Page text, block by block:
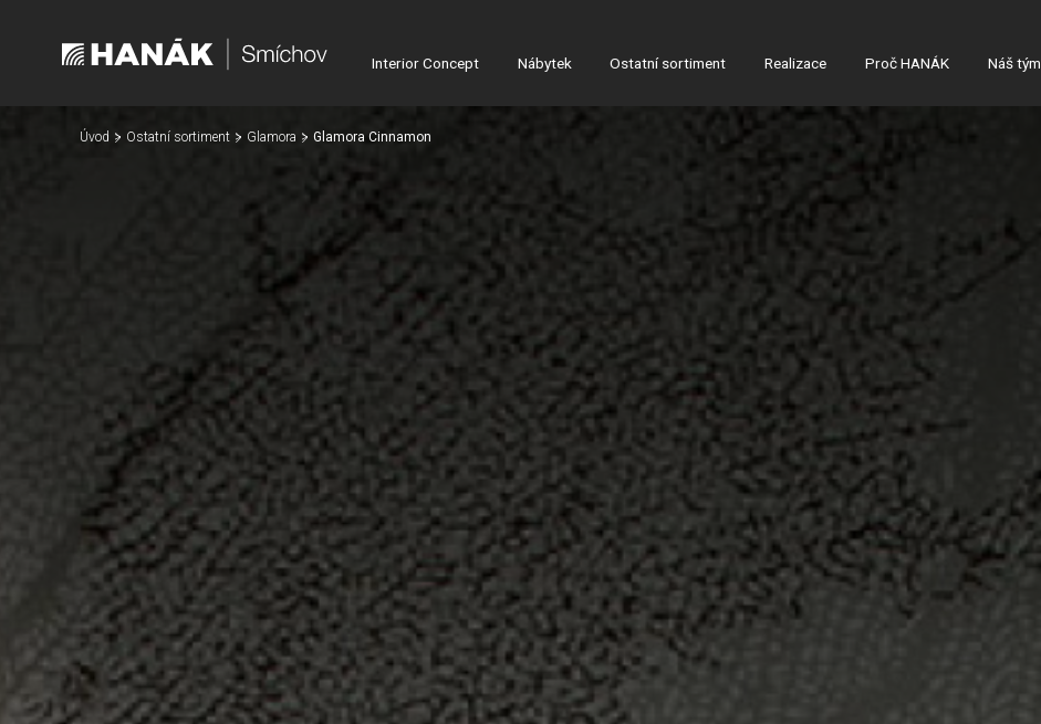
Interior Concept Nábytek Ostatní sortiment Realizace Proč HANÁK Náš tým
Úvod Ostatní sortiment Glamora Glamora Cinnamon